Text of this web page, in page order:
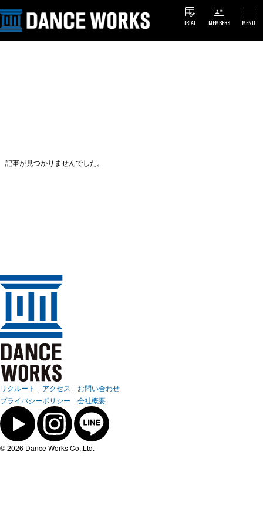
TRIAL MEMBERS MENU
記事が見つかりませんでした。
リクルート | アクセス | お問い合わせ
プライバシーポリシー | 会社概要
© 2026 Dance Works Co.,Ltd.